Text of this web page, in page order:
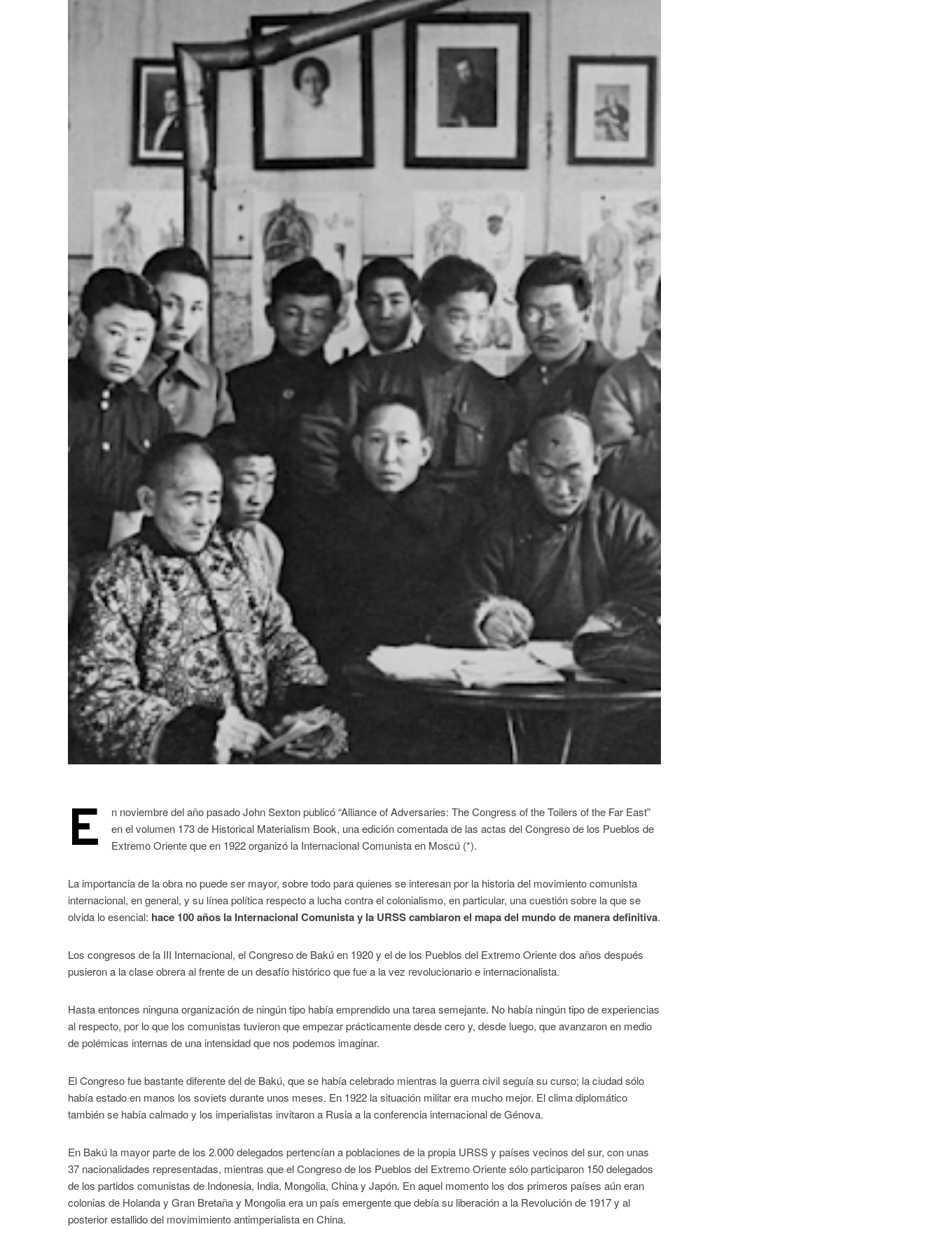
E
n noviembre del año pasado John Sexton publicó “Alliance of Adversaries: The Congress of the Toilers of the Far East”
en el volumen 173 de Historical Materialism Book, una edición comentada de las actas del Congreso de los Pueblos de
Extremo Oriente que en 1922 organizó la Internacional Comunista en Moscú (*).
La importancia de la obra no puede ser mayor, sobre todo para quienes se interesan por la historia del movimiento comunista
internacional, en general, y su línea política respecto a lucha contra el colonialismo, en particular, una cuestión sobre la que se
olvida lo esencial: hace 100 años la Internacional Comunista y la URSS cambiaron el mapa del mundo de manera definitiva.
Los congresos de la III Internacional, el Congreso de Bakú en 1920 y el de los Pueblos del Extremo Oriente dos años después
pusieron a la clase obrera al frente de un desafío histórico que fue a la vez revolucionario e internacionalista.
Hasta entonces ninguna organización de ningún tipo había emprendido una tarea semejante. No había ningún tipo de experiencias
al respecto, por lo que los comunistas tuvieron que empezar prácticamente desde cero y, desde luego, que avanzaron en medio
de polémicas internas de una intensidad que nos podemos imaginar.
El Congreso fue bastante diferente del de Bakú, que se había celebrado mientras la guerra civil seguía su curso; la ciudad sólo
había estado en manos los soviets durante unos meses. En 1922 la situación militar era mucho mejor. El clima diplomático
también se había calmado y los imperialistas invitaron a Rusia a la conferencia internacional de Génova.
En Bakú la mayor parte de los 2.000 delegados pertencían a poblaciones de la propia URSS y países vecinos del sur, con unas
37 nacionalidades representadas, mientras que el Congreso de los Pueblos del Extremo Oriente sólo participaron 150 delegados
de los partidos comunistas de Indonesia, India, Mongolia, China y Japón. En aquel momento los dos primeros países aún eran
colonias de Holanda y Gran Bretaña y Mongolia era un país emergente que debía su liberación a la Revolución de 1917 y al
posterior estallido del movimimiento antimperialista en China.